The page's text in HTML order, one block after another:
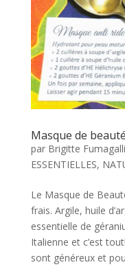
Masque de beauté
par Brigitte Fumagalli
ESSENTIELLES,
Le Masque de
frais. Argile, huile
essentielle de
Italienne et c’est
sont généreux et